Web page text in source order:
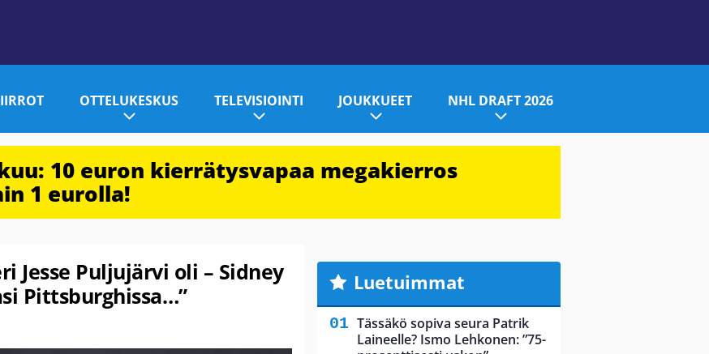
OTTELUKESKUS TELEVISIOINTI JOUKKUEET NHL DRAFT 2026
10 euron kierrätysvapaa megakierros
1 eurolla!
Jesse Puljujärvi oli – Sidney
Pittsburghissa…”
Luetuimmat
Tässäkö sopiva seura Patrik
Laineelle? Ismo Lehkonen: ”75-